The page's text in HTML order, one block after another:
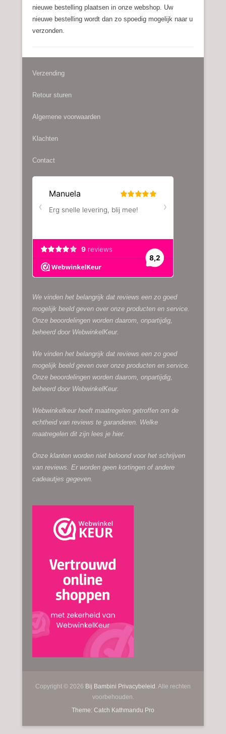
nieuwe bestelling plaatsen in onze webshop. Uw
nieuwe bestelling wordt dan zo spoedig mogelijk naar u
verzonden.
Verzending
Retour sturen
Algemene voorwaarden
Klachten
Contact
We vinden het belangrijk dat reviews een zo goed
mogelijk beeld geven over onze producten en service.
Onze beoordelingen worden daarom, onpartijdig,
beheerd door WebwinkelKeur.
We vinden het belangrijk dat reviews een zo goed
mogelijk beeld geven over onze producten en service.
Onze beoordelingen worden daarom, onpartijdig,
beheerd door WebwinkelKeur.
Webwinkelkeur heeft maatregelen getroffen om de
echtheid van reviews te garanderen. Welke
maatregelen dit zijn lees je hier.
Onze klanten worden niet beloond voor het schrijven
van reviews. Er worden geen kortingen of andere
cadeautjes gegeven.
Copyright © 2026 Bij Bambini Privacybeleid . Alle rechten
voorbehouden.
Theme: Catch Kathmandu Pro